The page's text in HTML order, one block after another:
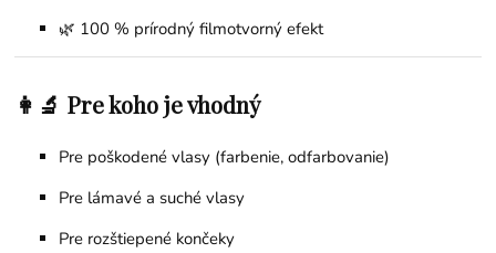
🌿 100 % prírodný filmotvorný efekt
👩‍🔬 Pre koho je vhodný
Pre poškodené vlasy (farbenie, odfarbovanie)
Pre lámavé a suché vlasy
Pre rozštiepené končeky